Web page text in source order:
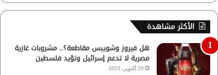
الأكثر مشاهدة
هل فيروز وشويبس مقاطعة؟.. مشروبات غازية
مصرية لا تدعم إسرائيل وتؤيد فلسطين
29 أكتوبر، 2023